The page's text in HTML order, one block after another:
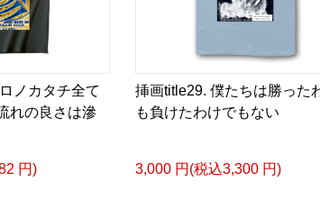
＿＿＿＿＿＿＿＿＿＿
小説 [刺すように燃え
挿画&グッズカタログ
日本語版: https://
挿画&グッズカタログ
ノカタチ全て
れの良さは滲
円)
挿画title29. 僕たちは勝った
も負けたわけでもない
3,000 円(税込3,300 円)